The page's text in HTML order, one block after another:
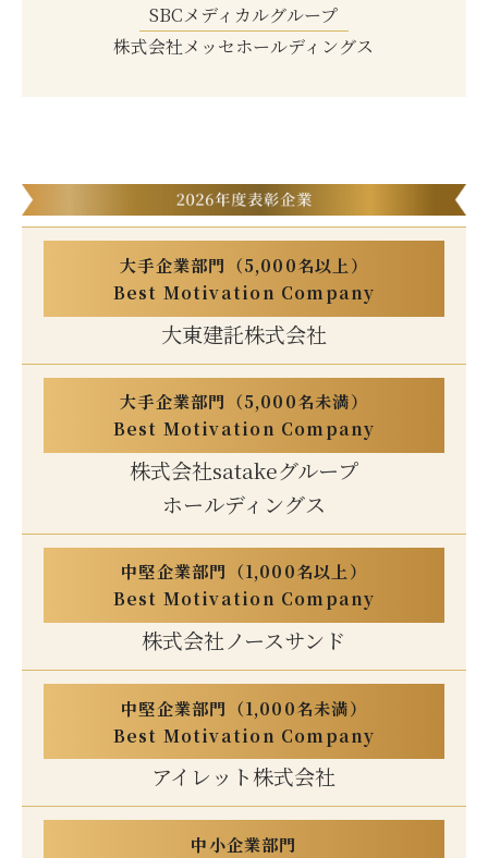
SBCメディカルグループ
株式会社メッセホールディングス
大手企業部門（5,000名以上）
Best Motivation Company
大東建託株式会社
大手企業部門（5,000名未満）
Best Motivation Company
株式会社satakeグループ
ホールディングス
中堅企業部門（1,000名以上）
Best Motivation Company
株式会社ノースサンド
中堅企業部門（1,000名未満）
Best Motivation Company
アイレット株式会社
中小企業部門